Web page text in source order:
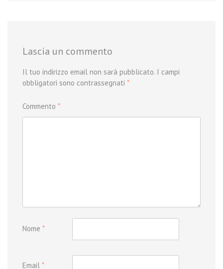
Lascia un commento
Il tuo indirizzo email non sarà pubblicato. I campi
obbligatori sono contrassegnati *
Commento *
Nome *
Email *